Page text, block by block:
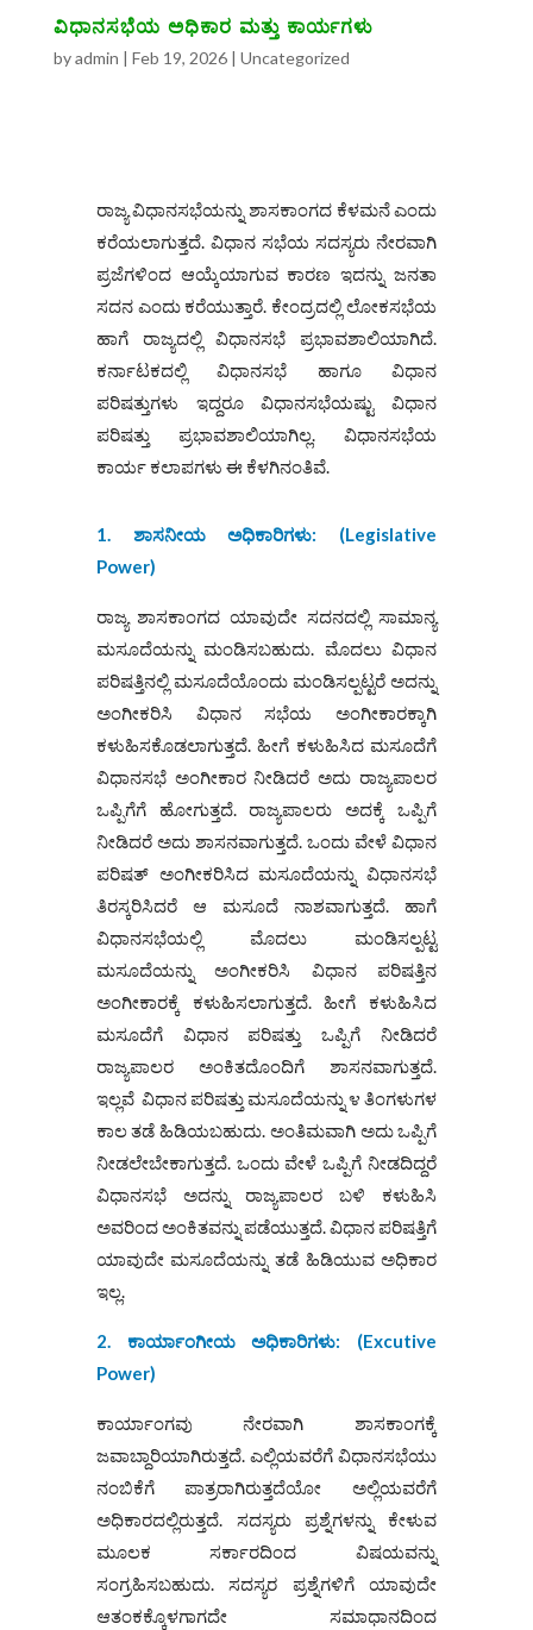
ವಿಧಾನಸಭೆಯ ಅಧಿಕಾರ ಮತ್ತು ಕಾರ್ಯಗಳು
byadmin | Feb 19, 2026| Uncategorized
ರಾಜ್ಯ ವಿಧಾನಸಭೆಯನ್ನು ಶಾಸಕಾಂಗದ ಕೆಳಮನೆ ಎಂದು
ಕರೆಯಲಾಗುತ್ತದೆ. ವಿಧಾನ ಸಭೆಯ ಸದಸ್ಯರು ನೇರವಾಗಿ
ಪ್ರಜೆಗಳಿಂದ ಆಯ್ಕೆಯಾಗುವ ಕಾರಣ ಇದನ್ನು ಜನತಾ
ಸದನ ಎಂದು ಕರೆಯುತ್ತಾರೆ. ಕೇಂದ್ರದಲ್ಲಿ ಲೋಕಸಭೆಯ
ಹಾಗೆ ರಾಜ್ಯದಲ್ಲಿ ವಿಧಾನಸಭೆ ಪ್ರಭಾವಶಾಲಿಯಾಗಿದೆ.
ಕರ್ನಾಟಕದಲ್ಲಿ ವಿಧಾನಸಭೆ ಹಾಗೂ ವಿಧಾನ
ಪರಿಷತ್ತುಗಳು ಇದ್ದರೂ ವಿಧಾನಸಭೆಯಷ್ಟು ವಿಧಾನ
ಪರಿಷತ್ತು ಪ್ರಭಾವಶಾಲಿಯಾಗಿಲ್ಲ. ವಿಧಾನಸಭೆಯ
ಕಾರ್ಯ ಕಲಾಪಗಳು ಈ ಕೆಳಗಿನಂತಿವೆ.
1. ಶಾಸನೀಯ ಅಧಿಕಾರಿಗಳು: (Legislative
Power)
ರಾಜ್ಯ ಶಾಸಕಾಂಗದ ಯಾವುದೇ ಸದನದಲ್ಲಿ ಸಾಮಾನ್ಯ
ಮಸೂದೆಯನ್ನು ಮಂಡಿಸಬಹುದು. ಮೊದಲು ವಿಧಾನ
ಪರಿಷತ್ತಿನಲ್ಲಿ ಮಸೂದೆಯೊಂದು ಮಂಡಿಸಲ್ಪಟ್ಟರೆ ಅದನ್ನು
ಅಂಗೀಕರಿಸಿ ವಿಧಾನ ಸಭೆಯ ಅಂಗೀಕಾರಕ್ಕಾಗಿ
ಕಳುಹಿಸಕೊಡಲಾಗುತ್ತದೆ. ಹೀಗೆ ಕಳುಹಿಸಿದ ಮಸೂದೆಗೆ
ವಿಧಾನಸಭೆ ಅಂಗೀಕಾರ ನೀಡಿದರೆ ಅದು ರಾಜ್ಯಪಾಲರ
ಒಪ್ಪಿಗೆಗೆ ಹೋಗುತ್ತದೆ. ರಾಜ್ಯಪಾಲರು ಅದಕ್ಕೆ ಒಪ್ಪಿಗೆ
ನೀಡಿದರೆ ಅದು ಶಾಸನವಾಗುತ್ತದೆ. ಒಂದು ವೇಳೆ ವಿಧಾನ
ಪರಿಷತ್ ಅಂಗೀಕರಿಸಿದ ಮಸೂದೆಯನ್ನು ವಿಧಾನಸಭೆ
ತಿರಸ್ಕರಿಸಿದರೆ ಆ ಮಸೂದೆ ನಾಶವಾಗುತ್ತದೆ. ಹಾಗೆ
ವಿಧಾನಸಭೆಯಲ್ಲಿ ಮೊದಲು ಮಂಡಿಸಲ್ಪಟ್ಟ
ಮಸೂದೆಯನ್ನು ಅಂಗೀಕರಿಸಿ ವಿಧಾನ ಪರಿಷತ್ತಿನ
ಅಂಗೀಕಾರಕ್ಕೆ ಕಳುಹಿಸಲಾಗುತ್ತದೆ. ಹೀಗೆ ಕಳುಹಿಸಿದ
ಮಸೂದೆಗೆ ವಿಧಾನ ಪರಿಷತ್ತು ಒಪ್ಪಿಗೆ ನೀಡಿದರೆ
ರಾಜ್ಯಪಾಲರ ಅಂಕಿತದೊಂದಿಗೆ ಶಾಸನವಾಗುತ್ತದೆ.
ಇಲ್ಲವೆ ವಿಧಾನ ಪರಿಷತ್ತು ಮಸೂದೆಯನ್ನು ೪ ತಿಂಗಳುಗಳ
ಕಾಲ ತಡೆ ಹಿಡಿಯಬಹುದು. ಅಂತಿಮವಾಗಿ ಅದು ಒಪ್ಪಿಗೆ
ನೀಡಲೇಬೇಕಾಗುತ್ತದೆ. ಒಂದು ವೇಳೆ ಒಪ್ಪಿಗೆ ನೀಡದಿದ್ದರೆ
ವಿಧಾನಸಭೆ ಅದನ್ನು ರಾಜ್ಯಪಾಲರ ಬಳಿ ಕಳುಹಿಸಿ
ಅವರಿಂದ ಅಂಕಿತವನ್ನು ಪಡೆಯುತ್ತದೆ. ವಿಧಾನ ಪರಿಷತ್ತಿಗೆ
ಯಾವುದೇ ಮಸೂದೆಯನ್ನು ತಡೆ ಹಿಡಿಯುವ ಅಧಿಕಾರ
ಇಲ್ಲ.
2. ಕಾರ್ಯಾಂಗೀಯ ಅಧಿಕಾರಿಗಳು: (Excutive
Power)
ಕಾರ್ಯಾಂಗವು ನೇರವಾಗಿ ಶಾಸಕಾಂಗಕ್ಕೆ
ಜವಾಬ್ದಾರಿಯಾಗಿರುತ್ತದೆ. ಎಲ್ಲಿಯವರೆಗೆ ವಿಧಾನಸಭೆಯು
ನಂಬಿಕೆಗೆ ಪಾತ್ರರಾಗಿರುತ್ತದೆಯೋ ಅಲ್ಲಿಯವರೆಗೆ
ಅಧಿಕಾರದಲ್ಲಿರುತ್ತದೆ. ಸದಸ್ಯರು ಪ್ರಶ್ನೆಗಳನ್ನು ಕೇಳುವ
ಮೂಲಕ ಸರ್ಕಾರದಿಂದ ವಿಷಯವನ್ನು
ಸಂಗ್ರಹಿಸಬಹುದು. ಸದಸ್ಯರ ಪ್ರಶ್ನೆಗಳಿಗೆ ಯಾವುದೇ
ಆತಂಕಕ್ಕೊಳಗಾಗದೇ ಸಮಾಧಾನದಿಂದ